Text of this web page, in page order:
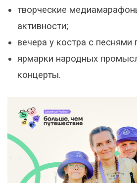
творческие
активности;
вечера у костра с песнями
ярмарки народных
концерты.